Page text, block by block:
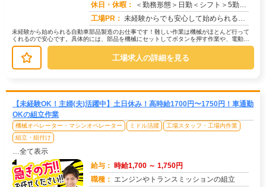
休日・休暇：
＜勤務形態＞日勤＜シフト＞5勤２休＜休日＞土日長期休暇GW 夏季 年末年始
工場PR： 未経験からでも安心して始められるお仕事です！→ 経験・学歴・スキルは一切不問です！未経験で活躍している方が多数いま...
未経験から始められる自動車部品製造のお仕事です！難しい作業は機械がほとんど行って
くれるので安心です。具体的には、部品を機械にセットしてボタンを押す作業や、電動ド
ライバーを使って部品を組み付ける作...
工場求人の詳細を見る
【未経験OK！主婦(夫)活躍中】土日休み！高時給1700円〜1750円！車通勤
OKの組立作業
機械オペレーター・マシンオペレーター ミドル活躍
工場スタッフ・工場内作業
組立・組付け
…全て表示
給与： 時給1,700 ～ 1,750円
職種： エンジンやトランスミッションの組立